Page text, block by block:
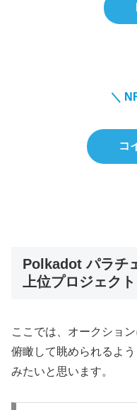
＼
コ
Polkadot パラチ
上位プロジェクト
ここでは、オークショ
俯瞰して眺められるよ
みたいと思います。